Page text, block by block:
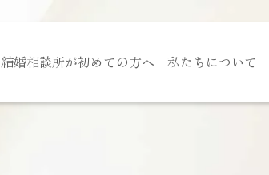
結婚相談所が初めての方へ 私たちについて